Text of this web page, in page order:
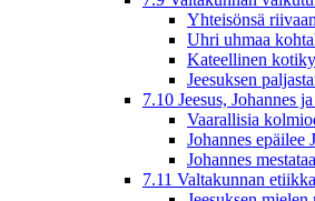
Yhteisönsä
Uhri uhmaa
Kateellinen
Jeesuksen
7.10 Jeesus, Johannes
Vaarallisia
Johannes epäilee
Johannes
7.11 Valtakunnan